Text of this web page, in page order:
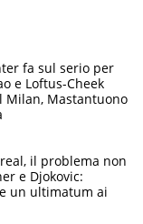
fa sul serio per
e Loftus-Cheek
Milan, Mastantuono
il problema non
e Djokovic:
un ultimatum ai